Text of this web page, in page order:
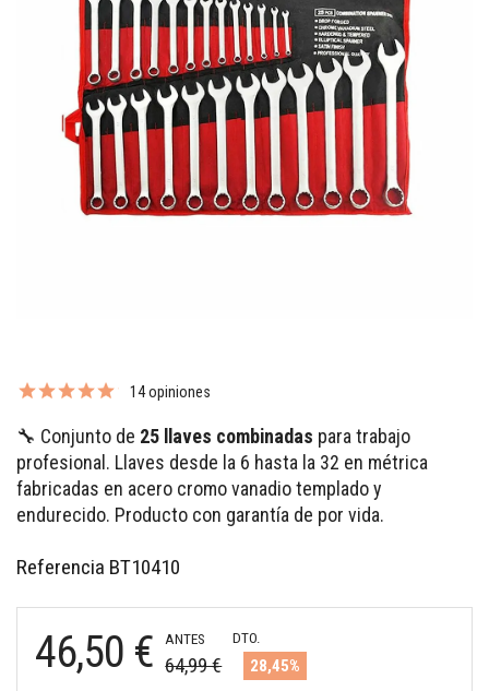
14 opiniones
🔧 Conjunto de 25 llaves combinadas para trabajo
profesional. Llaves desde la 6 hasta la 32 en métrica
fabricadas en acero cromo vanadio templado y
endurecido. Producto con garantía de por vida.
Referencia BT10410
46,50 € ANTES
64,99 €
DTO.
28,45%